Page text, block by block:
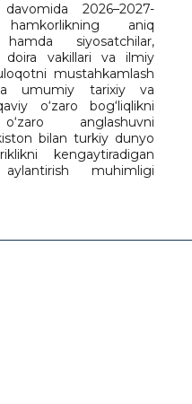
2026–2027-
aniq
siyosatchilar,
doira vakillari va ilmiy
mustahkamlash
umumiy tarixiy va
o‘zaro bog‘liqlikni
o‘zaro anglashuvni
bilan turkiy dunyo
kengaytiradigan
muhimligi